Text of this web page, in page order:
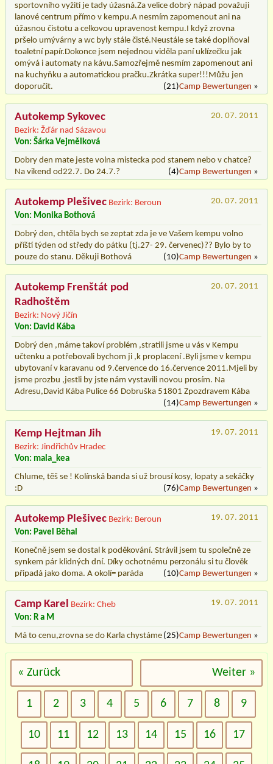
sportovního vyžití je tady úžasná.Za velice dobrý nápad považuji
lanové centrum přímo v kempu.A nesmím zapomenout ani na
úžasnou čistotu a celkovou upravenost kempu.I když zrovna
pršelo umývárny a wc byly stále čisté.Neustále se také doplňoval
toaletní papír.Dokonce jsem nejednou viděla paní uklízečku jak
omývá i automaty na kávu.Samozřejmě nesmím zapomenout ani
na kuchyňku a automatickou pračku.Zkrátka super!!!Můžu jen
doporučit.
(21)Camp Bewertungen »
Autokemp Sykovec
Bezirk: Žďár nad Sázavou
20. 07. 2011
Von: Šárka Vejmělková
Dobry den mate jeste volna mistecka pod stanem nebo v chatce?
Na vikend od22.7. Do 24.7.?
(4)Camp Bewertungen »
Autokemp Plešivec Bezirk: Beroun
20. 07. 2011
Von: Monika Bothová
Dobrý den, chtěla bych se zeptat zda je ve Vašem kempu volno
příští týden od středy do pátku (tj.27- 29. červenec)?? Bylo by to
pouze do stanu. Děkuji Bothová
(10)Camp Bewertungen »
Autokemp Frenštát pod
Radhoštěm
Bezirk: Nový Jičín
20. 07. 2011
Von: David Kába
Dobrý den ,máme takoví problém ,stratili jsme u vás v Kempu
učtenku a potřebovali bychom ji ,k proplacení .Byli jsme v kempu
ubytovaní v karavanu od 9.července do 16.července 2011.Mjeli by
jsme prozbu ,jestli by jste nám vystavili novou prosím. Na
Adresu,David Kába Pulice 66 Dobruška 51801 Zpozdravem Kába
(14)Camp Bewertungen »
Kemp Hejtman Jih
Bezirk: Jindřichův Hradec
19. 07. 2011
Von: mala_kea
Chlume, těš se ! Kolínská banda si už brousí kosy, lopaty a sekáčky
:D
(76)Camp Bewertungen »
Autokemp Plešivec Bezirk: Beroun
19. 07. 2011
Von: Pavel Běhal
Konečně jsem se dostal k poděkování. Strávil jsem tu společně ze
synkem pár klidných dní. Díky ochotnému perzonálu si tu člověk
připadá jako doma. A okolí= paráda
(10)Camp Bewertungen »
Camp Karel Bezirk: Cheb
19. 07. 2011
Von: R a M
Má to cenu,zrovna se do Karla chystáme (25)Camp Bewertungen »
« Zurück Weiter »
1 2 3 4 5 6 7 8 9
10 11 12 13 14 15 16 17